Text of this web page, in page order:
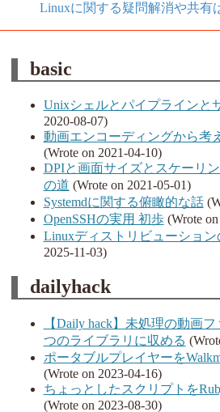
Linuxに関する疑問解消や共有
basic
Unixシェルとパイプラインと
2020-08-07)
動画エンコーディングから考
(Wrote on 2021-04-10)
DPIと画面サイズとスケーリ
の道 (Wrote on 2021-05-01)
Systemdに関する俯瞰的な話
OpenSSHの実用 初歩(Wrote on
Linuxディストリビューション
2025-11-03)
dailyhack
【Daily hack】未処理の動画
つのライブラリに収める
ポータブルプレイヤーを
(Wrote on 2023-04-16)
ちょっとしたスクリプトを
(Wrote on 2023-08-30)